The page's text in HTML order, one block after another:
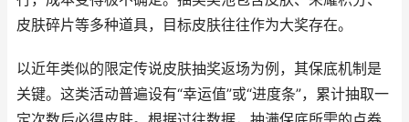
皮肤碎片等多种道具，目标皮肤往往作为大奖存在。
以近年类似的限定传说皮肤抽奖返场为例，其保底机制是
关键。这类活动普遍设有“幸运值”或“进度条”，累计抽取一